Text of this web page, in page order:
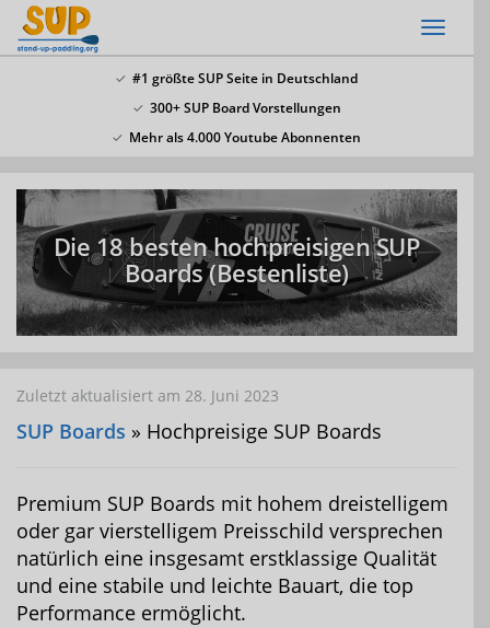
Skip
#1 größte SUP Seite in Deutschland
300+ SUP Board Vorstellungen
Mehr als 4.000 Youtube Abonnenten
Die 18 besten hochpreisigen SUP
Boards (Bestenliste)
Zuletzt aktualisiert am 28. Juni 2023
SUP Boards » Hochpreisige SUP Boards
Premium SUP Boards mit hohem dreistelligem
oder gar vierstelligem Preisschild versprechen
natürlich eine insgesamt erstklassige Qualität
und eine stabile und leichte Bauart, die top
Performance ermöglicht.
In unserem SUP Board Test 2024 haben wir alle
aktuellen Bluefin Boards getestet und waren
überzeugt! Aktuell gib es wieder großeBluefin
Sonderangebote hier.